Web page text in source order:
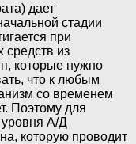
дает
стадии
при
средств из
которые нужно
что к любым
со временем
Поэтому для
уровня А/Д
которую проводит